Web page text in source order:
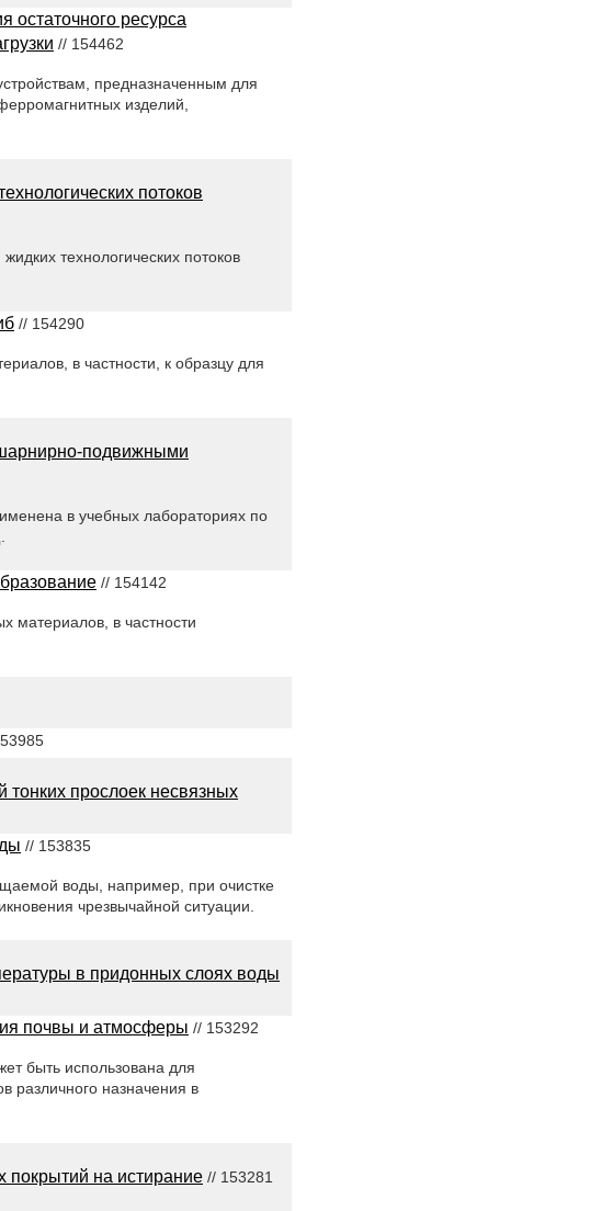
остаточного ресурса
// 154462
предназначенным для
изделий,
потоков
технологических потоков
// 154290
в частности, к образцу для
подвижными
в учебных лабораториях по
// 154142
материалов, в частности
прослоек несвязных
// 153835
воды, например, при очистке
чрезвычайной ситуации.
в придонных слоях воды
почвы и атмосферы // 153292
быть использована для
различного назначения в
покрытий на истирание // 153281